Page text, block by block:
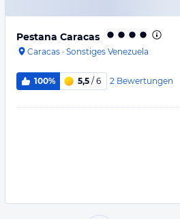
Pestana Caracas
Caracas · Sonstiges Venezuela
100% 5,5 / 6 2 Bewertungen